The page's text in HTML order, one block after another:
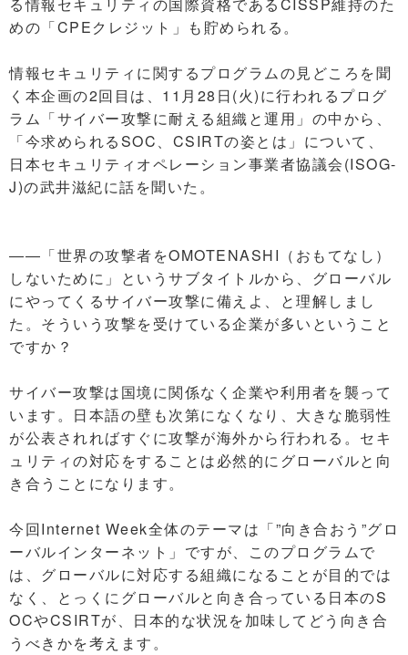
る情報セキュリティの国際資格であるCISSP維持のた
めの「CPEクレジット」も貯められる。
情報セキュリティに関するプログラムの見どころを聞
く本企画の2回目は、11月28日(火)に行われるプログ
ラム「サイバー攻撃に耐える組織と運用」の中から、
「今求められるSOC、CSIRTの姿とは」について、
日本セキュリティオペレーション事業者協議会(ISOG-
J)の武井滋紀に話を聞いた。
――「世界の攻撃者をOMOTENASHI（おもてなし）
しないために」というサブタイトルから、グローバル
にやってくるサイバー攻撃に備えよ、と理解しまし
た。そういう攻撃を受けている企業が多いということ
ですか？
サイバー攻撃は国境に関係なく企業や利用者を襲って
います。日本語の壁も次第になくなり、大きな脆弱性
が公表されればすぐに攻撃が海外から行われる。セキ
ュリティの対応をすることは必然的にグローバルと向
き合うことになります。
今回Internet Week全体のテーマは「”向き合おう”グロ
ーバルインターネット」ですが、このプログラムで
は、グローバルに対応する組織になることが目的では
なく、とっくにグローバルと向き合っている日本のS
OCやCSIRTが、日本的な状況を加味してどう向き合
うべきかを考えます。